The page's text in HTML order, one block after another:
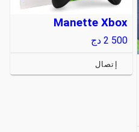
Manette Xbox
2 500 دج
إتصال